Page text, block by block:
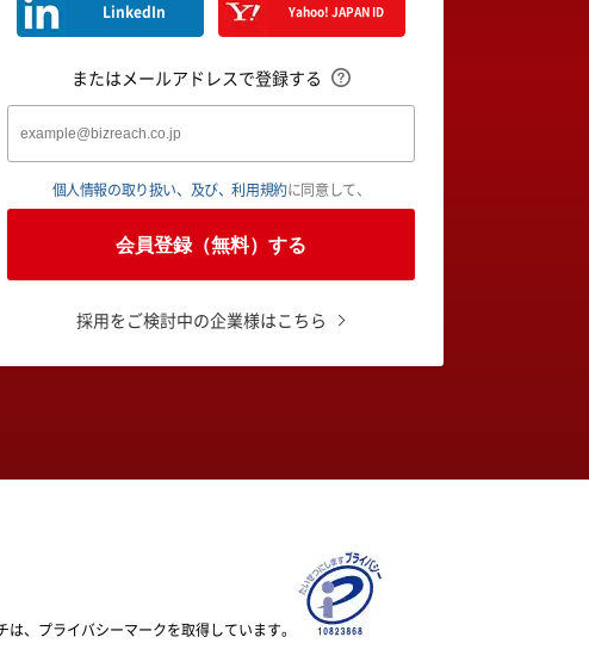
LinkedIn Yahoo! JAPAN ID
またはメールアドレスで登録する
個人情報の取り扱い、及び、利用規約に同意して、
会員登録（無料）する
採用をご検討中の企業様はこちら
は、プライバシーマークを取得しています。